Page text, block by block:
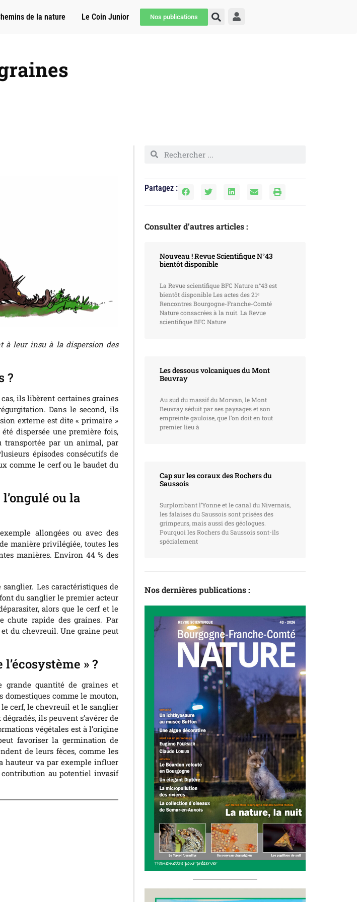
de la nature Le Coin Junior Nos publications
à leur insu à la dispersion des
?
ils libèrent certaines graines
Dans le second, ils
externe est dite « primaire »
dispersée une première fois,
transportée par un animal, par
épisodes consécutifs de
comme le cerf ou le baudet du
ou la
allongées ou avec des
manière privilégiée, toutes les
manières. Environ 44 % des
Les caractéristiques de
du sanglier le premier acteur
alors que le cerf et le
chute rapide des graines. Par
du chevreuil. Une graine peut
» ?
grande quantité de graines et
domestiques comme le mouton,
cerf, le chevreuil et le sanglier
ils peuvent s’avérer de
végétales est à l’origine
favoriser la germination de
de leurs fèces, comme les
hauteur va par exemple influer
au potentiel invasif
Partagez :
Consulter d’autres articles :
Nouveau ! Revue Scientifique N°43
bientôt disponible
La Revue scientifique BFC Nature n°43 est
bientôt disponible Les actes des 21ᵉ
Rencontres Bourgogne-Franche-Comté
Nature consacrées à la nuit. La Revue
scientifique BFC Nature
Les dessous volcaniques du Mont
Beuvray
Au sud du massif du Morvan, le Mont
Beuvray séduit par ses paysages et son
empreinte gauloise, que l’on doit en tout
premier lieu à
Cap sur les coraux des Rochers du
Saussois
Surplombant l’Yonne et le canal du Nivernais,
les falaises du Saussois sont prisées des
grimpeurs, mais aussi des géologues.
Pourquoi les Rochers du Saussois sont-ils
spécialement
Nos dernières publications :